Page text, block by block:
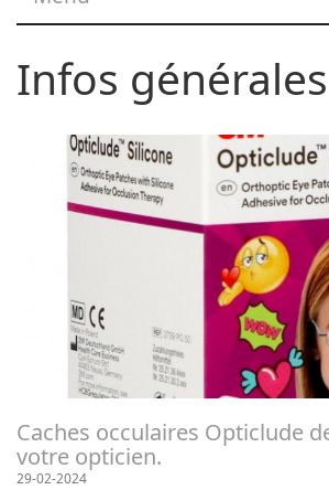
Infos générales
Caches occulaires Opticlude
votre opticien.
29-02-2024